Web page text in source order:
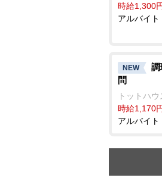
時給1,300
アルバイ
NEW
調
問
トットハ
時給1,170
アルバイ